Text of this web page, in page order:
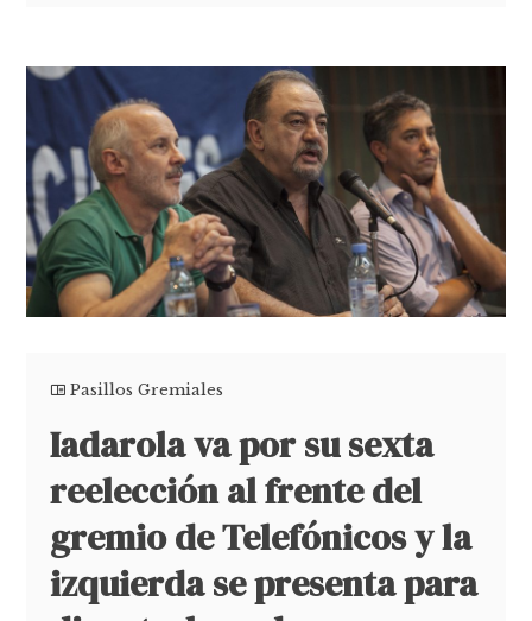
Pasillos Gremiales
Iadarola va por su sexta
reelección al frente del
gremio de Telefónicos y la
izquierda se presenta para